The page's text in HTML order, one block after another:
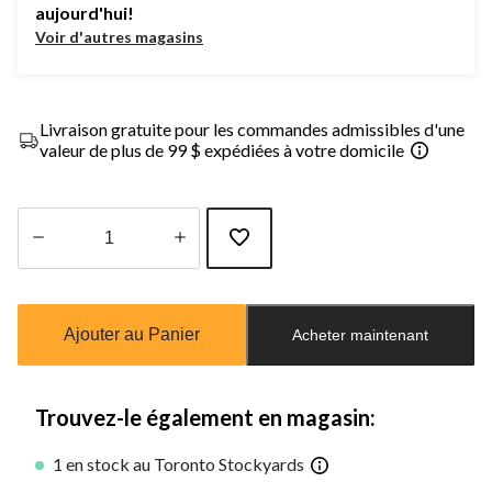
aujourd'hui!
Voir d'autres magasins
Livraison gratuite pour les commandes admissibles d'une
valeur de plus de 99 $ expédiées à votre domicile
mise
à
Ajouter au Panier Acheter maintenant
Trouvez-le également en magasin:
1 en stock au Toronto Stockyards